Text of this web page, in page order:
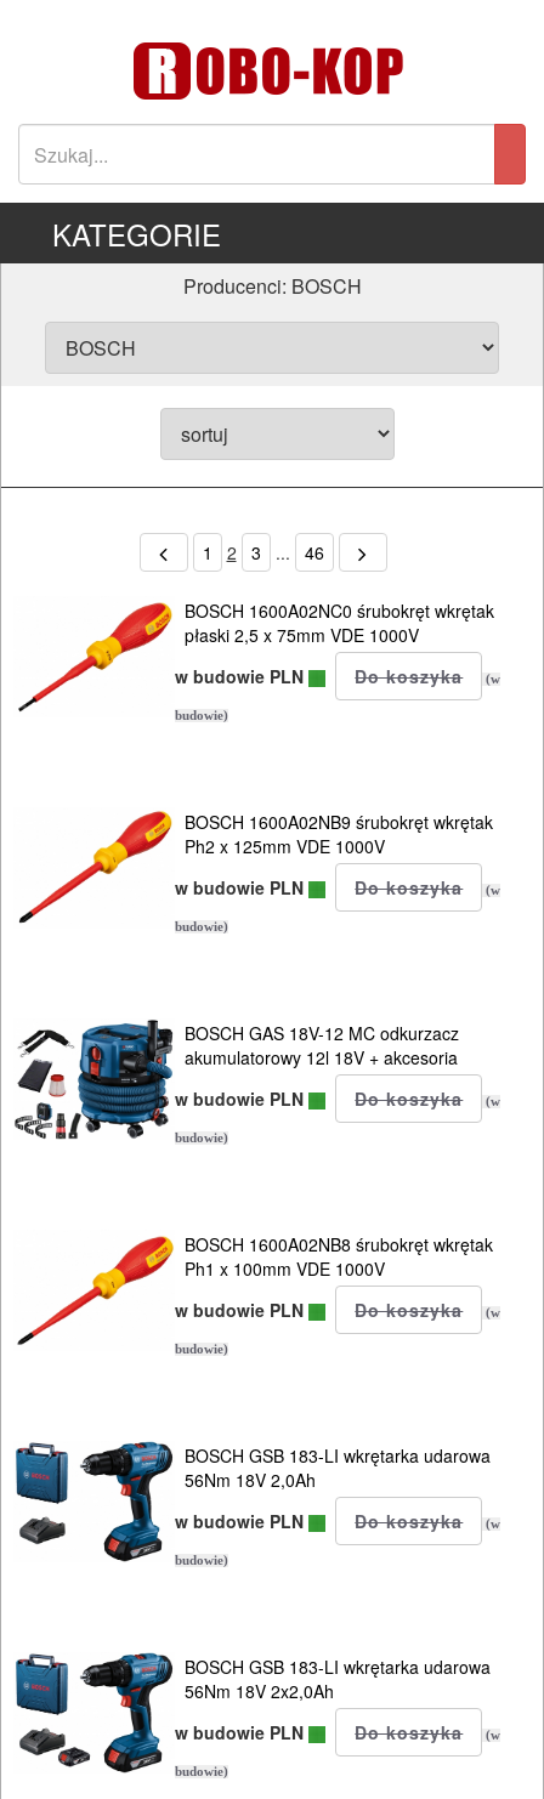
KATEGORIE
Producenci: BOSCH
1 2 3 ... 46
BOSCH 1600A02NC0 śrubokręt wkrętak
płaski 2,5 x 75mm VDE 1000V
w budowie PLN
(w
budowie)
BOSCH 1600A02NB9 śrubokręt wkrętak
Ph2 x 125mm VDE 1000V
w budowie PLN
(w
budowie)
BOSCH GAS 18V-12 MC odkurzacz
akumulatorowy 12l 18V + akcesoria
w budowie PLN
(w
budowie)
BOSCH 1600A02NB8 śrubokręt wkrętak
Ph1 x 100mm VDE 1000V
w budowie PLN
(w
budowie)
BOSCH GSB 183-LI wkrętarka udarowa
56Nm 18V 2,0Ah
w budowie PLN
(w
budowie)
BOSCH GSB 183-LI wkrętarka udarowa
56Nm 18V 2x2,0Ah
w budowie PLN
(w
budowie)